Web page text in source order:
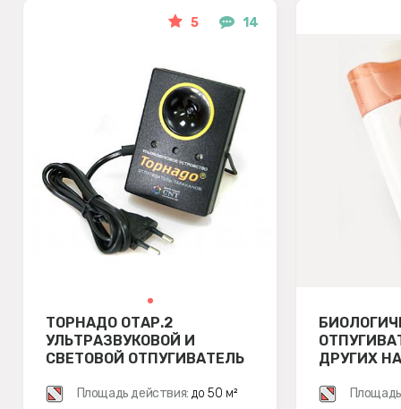
5 14
ТОРНАДО ОТАР.2
УЛЬТРАЗВУКОВОЙ И
СВЕТОВОЙ ОТПУГИВАТЕЛЬ
Площадь действия: до 50 м²
ДРУГИХ